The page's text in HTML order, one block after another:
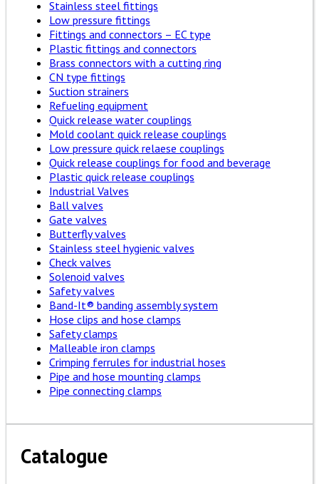
Stainless steel fittings
Low pressure fittings
Fittings and connectors – EC type
Plastic fittings and connectors
Brass connectors with a cutting ring
CN type fittings
Suction strainers
Refueling equipment
Quick release water couplings
Mold coolant quick release couplings
Low pressure quick relaese couplings
Quick release couplings for food and beverage
Plastic quick release couplings
Industrial Valves
Ball valves
Gate valves
Butterfly valves
Stainless steel hygienic valves
Check valves
Solenoid valves
Safety valves
Band-It® banding assembly system
Hose clips and hose clamps
Safety clamps
Malleable iron clamps
Crimping ferrules for industrial hoses
Pipe and hose mounting clamps
Pipe connecting clamps
Catalogue